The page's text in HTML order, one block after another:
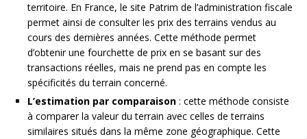
territoire. En France, le site Patrim de l’administration fiscale
permet ainsi de consulter les prix des terrains vendus au
cours des dernières années. Cette méthode permet
d’obtenir une fourchette de prix en se basant sur des
transactions réelles, mais ne prend pas en compte les
spécificités du terrain concerné.
L’estimation par comparaison : cette méthode consiste
à comparer la valeur du terrain avec celles de terrains
similaires situés dans la même zone géographique. Cette